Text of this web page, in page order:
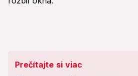
Prečítajte si viac